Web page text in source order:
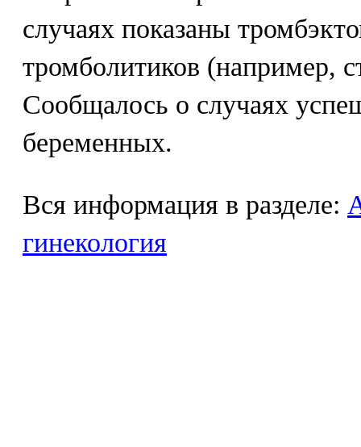
случаях показаны
тромболитиков (например,
Сообщалось о случаях
беременных.
Вся информация в разделе:
гинекология